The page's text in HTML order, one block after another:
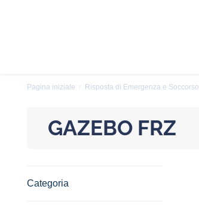
Pagina iniziale Risposta di Emergenza e Soccorso
GAZEBO FRZ
Categoria